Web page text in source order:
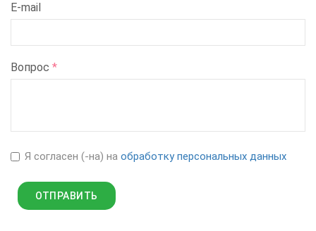
E-mail
Вопрос *
Я согласен (-на) на обработку персональных данных